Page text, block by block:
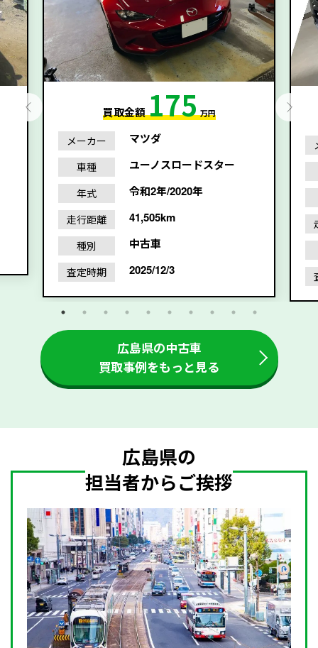
買取金額175 万円
メーカー マツダ
車種 ユーノスロードスター
年式 令和2年/2020年
走行距離 41,505km
種別 中古車
査定時期 2025/12/3
広島県の中古車
買取事例をもっと見る
広島県の
担当者からご挨拶